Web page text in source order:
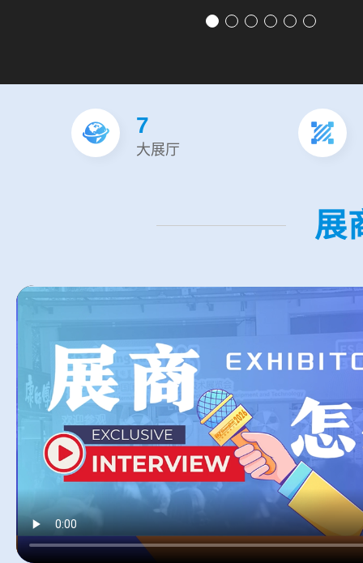
7
大展厅
展
以往参加展会可能是同行、友商比较多，但今年首
觉精准的用户，包括海外用户的数量很多，这次参展
正泰电气股份有限公司
EP电力展观众非常的多，不断有人来展台现场进行
国际化了，有非常多的海外观众到展台咨询沟通。